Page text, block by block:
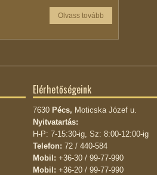
Olvass tovább
Elérhetőségeink
7630 Pécs, Moticska Józef u.
Nyitvatartás:
H-P: 7-15:30-ig, Sz: 8:00-12:00-ig
Telefon: 72 / 440-584
Mobil: +36-30 / 99-77-990
Mobil: +36-20 / 99-77-990